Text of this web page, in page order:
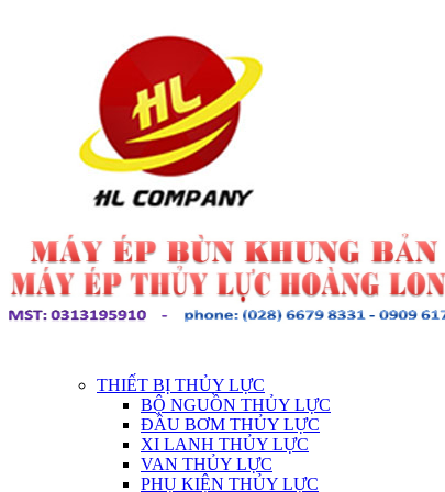
THIẾT BỊ THỦY LỰC
BỘ NGUỒN THỦY LỰC
ĐẦU BƠM THỦY LỰC
XI LANH THỦY LỰC
VAN THỦY LỰC
PHỤ KIỆN THỦY LỰC